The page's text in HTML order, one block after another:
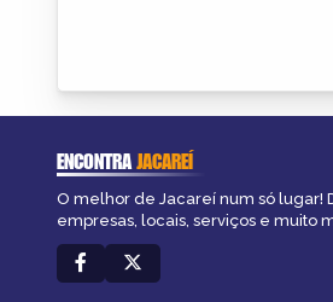
ENCONTRAJACAREÍ
O melhor de Jacareí num só lugar!
empresas, locais, serviços e muito